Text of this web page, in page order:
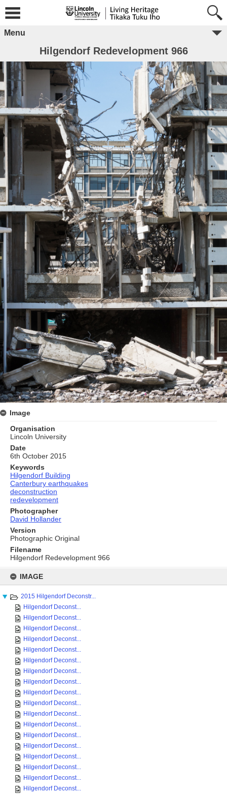
content
IMAGE
2015 Hilgendorf Deconstr...
Hilgendorf Deconst...
Hilgendorf Deconst...
Hilgendorf Deconst...
Hilgendorf Deconst...
Hilgendorf Deconst...
Hilgendorf Deconst...
Hilgendorf Deconst...
Hilgendorf Deconst...
Hilgendorf Deconst...
Hilgendorf Deconst...
Hilgendorf Deconst...
Hilgendorf Deconst...
Hilgendorf Deconst...
Hilgendorf Deconst...
Hilgendorf Deconst...
Hilgendorf Deconst...
Hilgendorf Deconst...
Hilgendorf Deconst...
Menu
Hilgendorf Redevelopment 966
Image
Organisation
Lincoln University
Date
6th October 2015
Keywords
Hilgendorf Building
Canterbury earthquakes
deconstruction
redevelopment
Photographer
David Hollander
Version
Photographic Original
Filename
Hilgendorf Redevelopment 966